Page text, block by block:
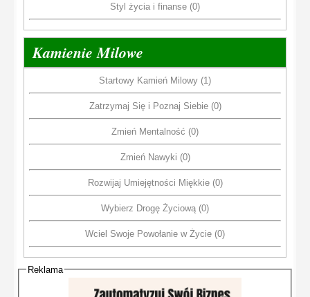
Styl życia i finanse (0)
Kamienie Milowe
Startowy Kamień Milowy (1)
Zatrzymaj Się i Poznaj Siebie (0)
Zmień Mentalność (0)
Zmień Nawyki (0)
Rozwijaj Umiejętności Miękkie (0)
Wybierz Drogę Życiową (0)
Wciel Swoje Powołanie w Życie (0)
Reklama